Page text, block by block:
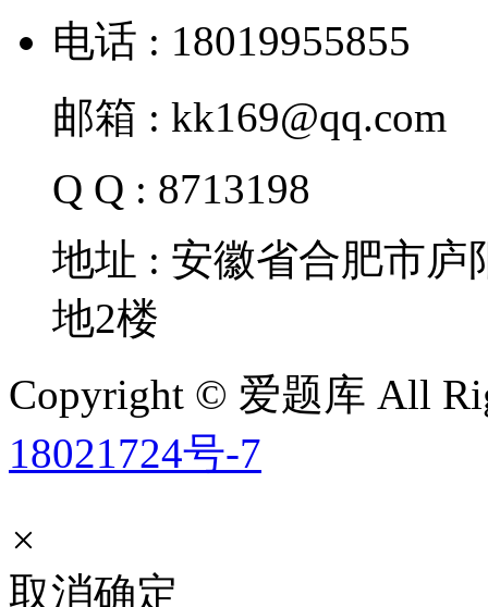
电话 : 18019955855
邮箱 : kk169@qq.com
Q Q : 8713198
地址 : 安徽省合肥市
地2楼
Copyright © 爱题库 All
18021724号-7
×
取消确定